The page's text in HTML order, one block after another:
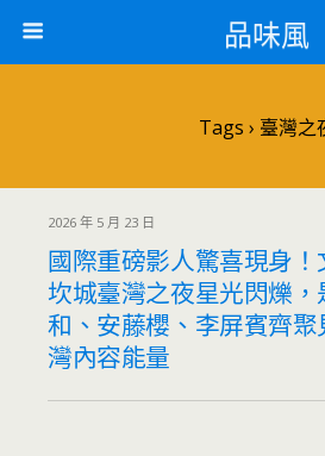
品味風
Tags › 臺灣之
2026 年 5 月 23 日
國際重磅影人驚喜現身
坎城臺灣之夜星光閃爍
和、安藤櫻、李屏賓齊
灣內容能量